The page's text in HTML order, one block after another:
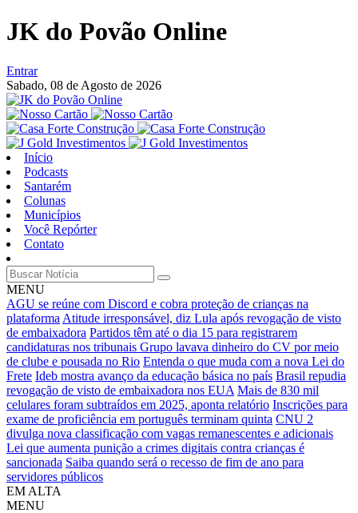
JK do Povão Online
Entrar
Sabado, 08 de Agosto de 2026
Início
Podcasts
Santarém
Colunas
Municípios
Você Repórter
Contato
MENU
AGU se reúne com Discord e cobra proteção de crianças na
plataforma Atitude irresponsável, diz Lula após revogação de visto
de embaixadora Partidos têm até o dia 15 para registrarem
candidaturas nos tribunais Grupo lavava dinheiro do CV por meio
de clube e pousada no Rio Entenda o que muda com a nova Lei do
Frete Ideb mostra avanço da educação básica no país Brasil repudia
revogação de visto de embaixadora nos EUA Mais de 830 mil
celulares foram subtraídos em 2025, aponta relatório Inscrições para
exame de proficiência em português terminam quinta CNU 2
divulga nova classificação com vagas remanescentes e adicionais
Lei que aumenta punição a crimes digitais contra crianças é
sancionada Saiba quando será o recesso de fim de ano para
servidores públicos
EM ALTA
MENU